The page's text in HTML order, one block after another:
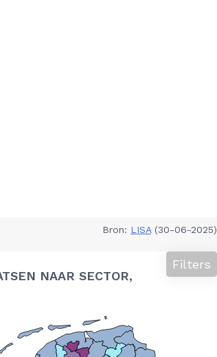
Bron: LISA(30-06-2025)
NAAR SECTOR,
Filters